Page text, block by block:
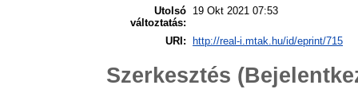
Utolsó
változtatás:
19 Okt 2021 07:53
URI: http://real-i.mtak.hu/id/eprint/715
Szerkesztés